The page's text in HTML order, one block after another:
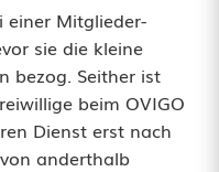
einer Mitglieder-
sie die kleine
bezog. Seither ist
beim OVIGO
Dienst erst nach
anderthalb